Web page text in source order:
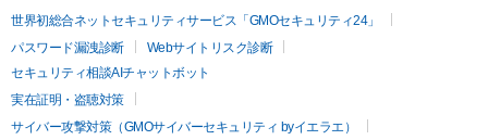
世界初総合ネットセキュリティサービス「GMOセキュリティ24」
パスワード漏洩診断
Webサイトリスク診断
セキュリティ相談AIチャットボット
実在証明・盗聴対策
サイバー攻撃対策（GMOサイバーセキュリティ byイエラエ）